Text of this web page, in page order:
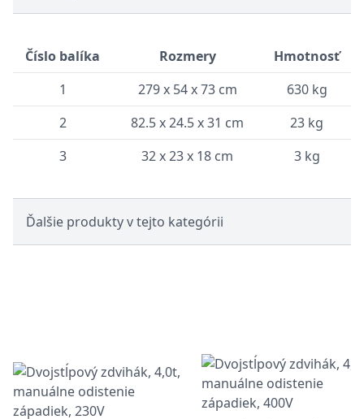
Číslo balíka Rozmery
Hmotnosť
1
279 x 54 x 73 cm
630 kg
2
82.5 x 24.5 x 31 cm
23 kg
3
32 x 23 x 18 cm 3 kg
Ďalšie produkty v tejto kategórii